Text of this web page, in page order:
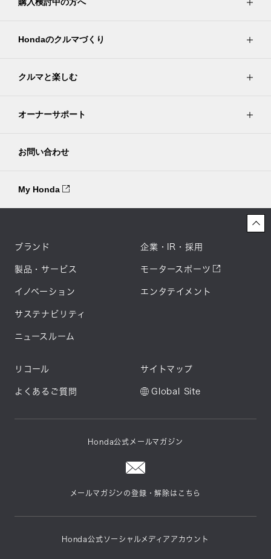
Hondaのクルマづくり
クルマと楽しむ
オーナーサポート
お問い合わせ
My Honda
ブランド
製品・サービス
イノベーション
サステナビリティ
ニュースルーム
企業・IR・採用
モータースポーツ
エンタテイメント
リコール
よくあるご質問
サイトマップ
Global Site
Honda公式メールマガジン
メールマガジンの登録・解除はこちら
Honda公式ソーシャルメディアアカウント